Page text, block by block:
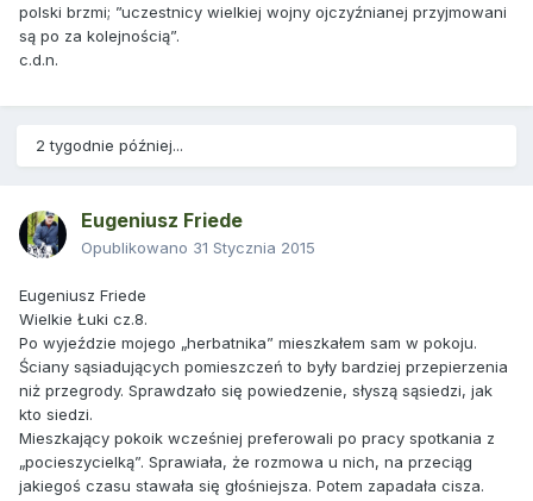
polski brzmi; ”uczestnicy wielkiej wojny ojczyźnianej przyjmowani
są po za kolejnością”.
c.d.n.
2 tygodnie później...
Eugeniusz Friede
Opublikowano 31 Stycznia 2015
Eugeniusz Friede
Wielkie Łuki cz.8.
Po wyjeździe mojego „herbatnika” mieszkałem sam w pokoju.
Ściany sąsiadujących pomieszczeń to były bardziej przepierzenia
niż przegrody. Sprawdzało się powiedzenie, słyszą sąsiedzi, jak
kto siedzi.
Mieszkający pokoik wcześniej preferowali po pracy spotkania z
„pocieszycielką”. Sprawiała, że rozmowa u nich, na przeciąg
jakiegoś czasu stawała się głośniejsza. Potem zapadała cisza.